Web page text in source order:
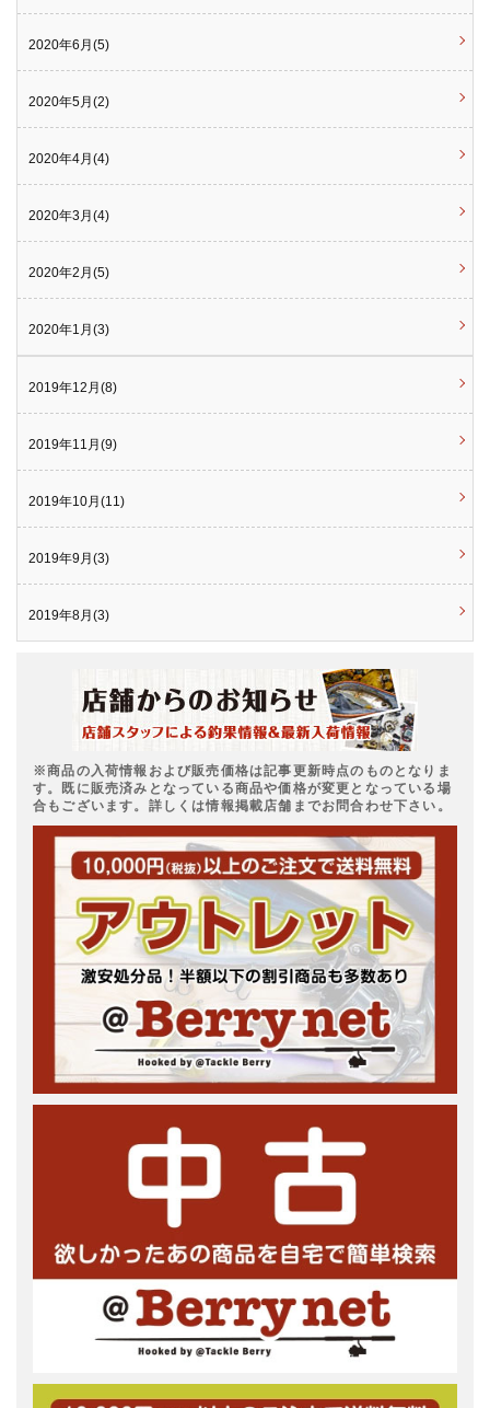
2020年6月(5)
2020年5月(2)
2020年4月(4)
2020年3月(4)
2020年2月(5)
2020年1月(3)
2019年12月(8)
2019年11月(9)
2019年10月(11)
2019年9月(3)
2019年8月(3)
※商品の入荷情報および販売価格は記事更新時点のものとなりま
す。既に販売済みとなっている商品や価格が変更となっている場
合もございます。詳しくは情報掲載店舗までお問合わせ下さい。